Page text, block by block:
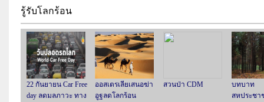
รู้รับโลกร้อน
22 กันยายน Car Free
day ลดมลภาวะ ทาง
ออสเตรเลียเสนอฆ่า
อูฐลดโลกร้อน
สวนป่า CDM
บทบาท
สหประชา